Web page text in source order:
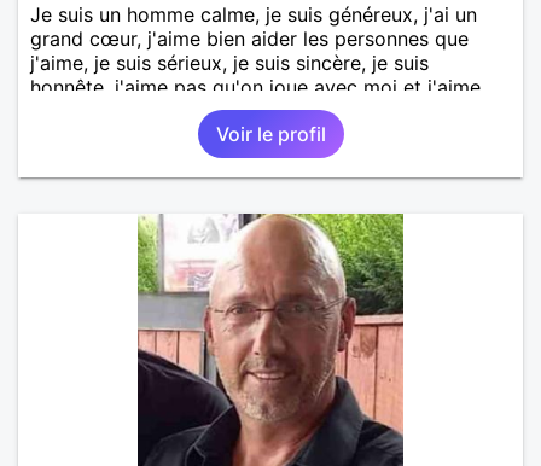
Je suis un homme calme, je suis généreux, j'ai un
grand cœur, j'aime bien aider les personnes que
j'aime, je suis sérieux, je suis sincère, je suis
honnête, j'aime pas qu'on joue avec moi et j'aime
pas les mensonges. Je cherche une relation
amoureuse et sérieuse.Voir le profil